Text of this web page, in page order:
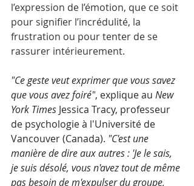
l’expression de l’émotion, que ce soit
pour signifier l’incrédulité, la
frustration ou pour tenter de se
rassurer intérieurement.
"Ce geste veut exprimer que vous savez
que vous avez foiré", explique au New
York Times Jessica Tracy, professeur
de psychologie à l'Université de
Vancouver (Canada). "C'est une
manière de dire aux autres : 'Je le sais,
je suis désolé, vous n'avez tout de même
pas besoin de m'expulser du groupe,